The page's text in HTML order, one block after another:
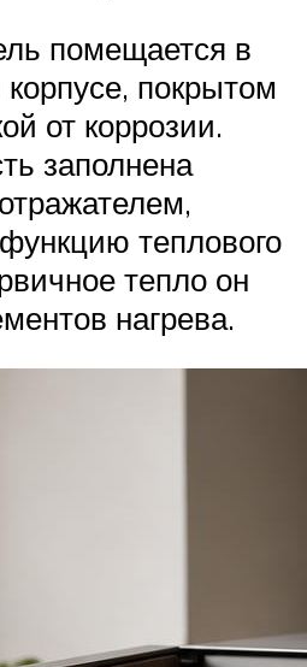
помещается в
покрытом
от коррозии.
заполнена
теплового
тепло он
нагрева.